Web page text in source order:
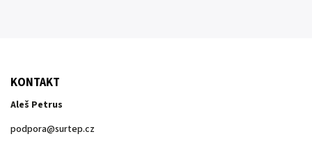
KONTAKT
Aleš Petrus
podpora@surtep.cz